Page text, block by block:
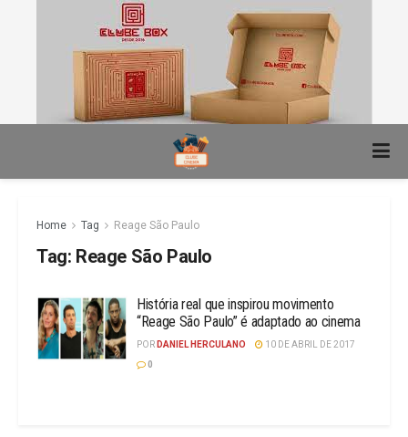
Home Tag Reage São Paulo
Tag: Reage São Paulo
História real que inspirou movimento
“Reage São Paulo” é adaptado ao cinema
POR DANIEL HERCULANO
10 DE ABRIL DE 2017
0